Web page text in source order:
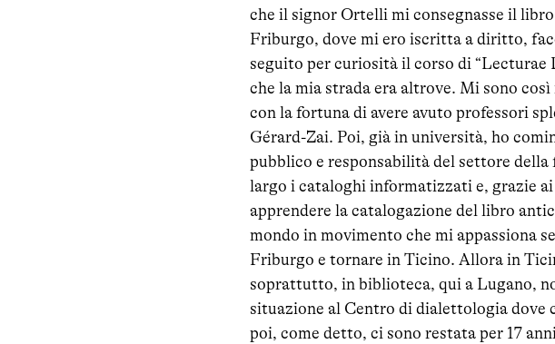
che il signor Ortelli mi consegnasse il
Friburgo, dove mi ero iscritta a diritto,
seguito per curiosità il corso di
che la mia strada era altrove. Mi sono
con la fortuna di avere avuto professori
Gérard-Zai. Poi, già in università, ho
pubblico e responsabilità del settore
largo i cataloghi informatizzati e, grazie
apprendere la catalogazione del libro
mondo in movimento che mi appassiona
Friburgo e tornare in Ticino. Allora in
soprattutto, in biblioteca, qui a Lugano,
situazione al Centro di dialettologia dove
poi, come detto, ci sono restata per 17